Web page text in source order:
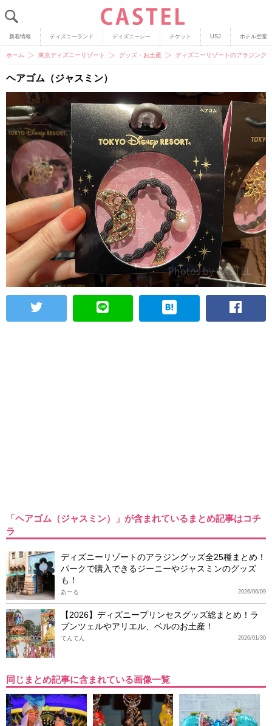
新着情報 ディズニーランド ディズニーシー チケット USJ ホテル空室
ホーム 東京ディズニーリゾート グッズ・お土産 ディズニーリゾートのアラジング
ヘアゴム（ジャスミン）
「ヘアゴム（ジャスミン）」が含まれているまとめ記事はコチ
ラ
ディズニーリゾートのアラジングッズ全25種まとめ！
パークで購入できるジーニーやジャスミンのグッズ
も！
2026/06/09
あーる
【2026】ディズニープリンセスグッズ総まとめ！ラ
プンツェルやアリエル、ベルのお土産！
2026/01/30
てんてん
同じまとめ記事に含まれている画像一覧